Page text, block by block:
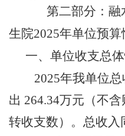
第二部分： 融
生院2025年单位预算
一、 单位收支总
2025年我单位总
出 264.34万元（不
转收支数）。总收入